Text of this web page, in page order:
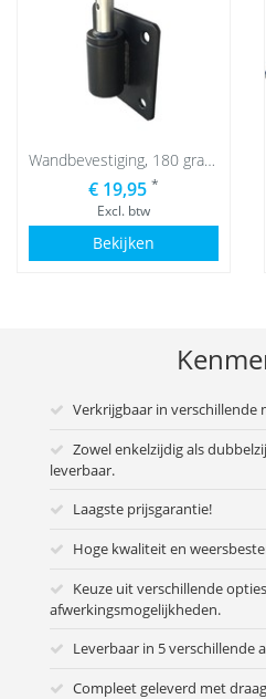
Wandbevestiging, 180 graden
€ 19,95 *
Excl. btw
Bekijken
Verkrijgbaar in verschillende
Zowel enkelzijdig als
leverbaar.
Laagste prijsgarantie!
Hoge kwaliteit en
Keuze uit verschillende
afwerkingsmogelijkheden.
Leverbaar in 5 verschillende
Compleet geleverd met